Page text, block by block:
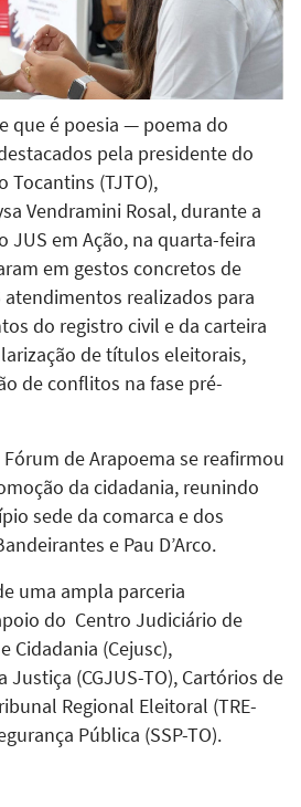
que é poesia — poema do
pela presidente do
Tocantins (TJTO),
Vendramini Rosal, durante a
JUS em Ação, na quarta-feira
em gestos concretos de
atendimentos realizados para
do registro civil e da carteira
de títulos eleitorais,
de conflitos na fase pré-
de Arapoema se reafirmou
da cidadania, reunindo
sede da comarca e dos
e Pau D’Arco.
uma ampla parceria
do Centro Judiciário de
Cidadania (Cejusc),
Justiça (CGJUS-TO), Cartórios de
Regional Eleitoral (TRE-
Pública (SSP-TO).